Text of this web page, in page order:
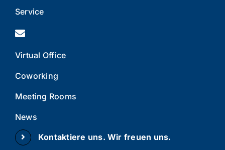
Service
Virtual Office
Coworking
Meeting Rooms
News
Kontaktiere uns. Wir freuen uns.